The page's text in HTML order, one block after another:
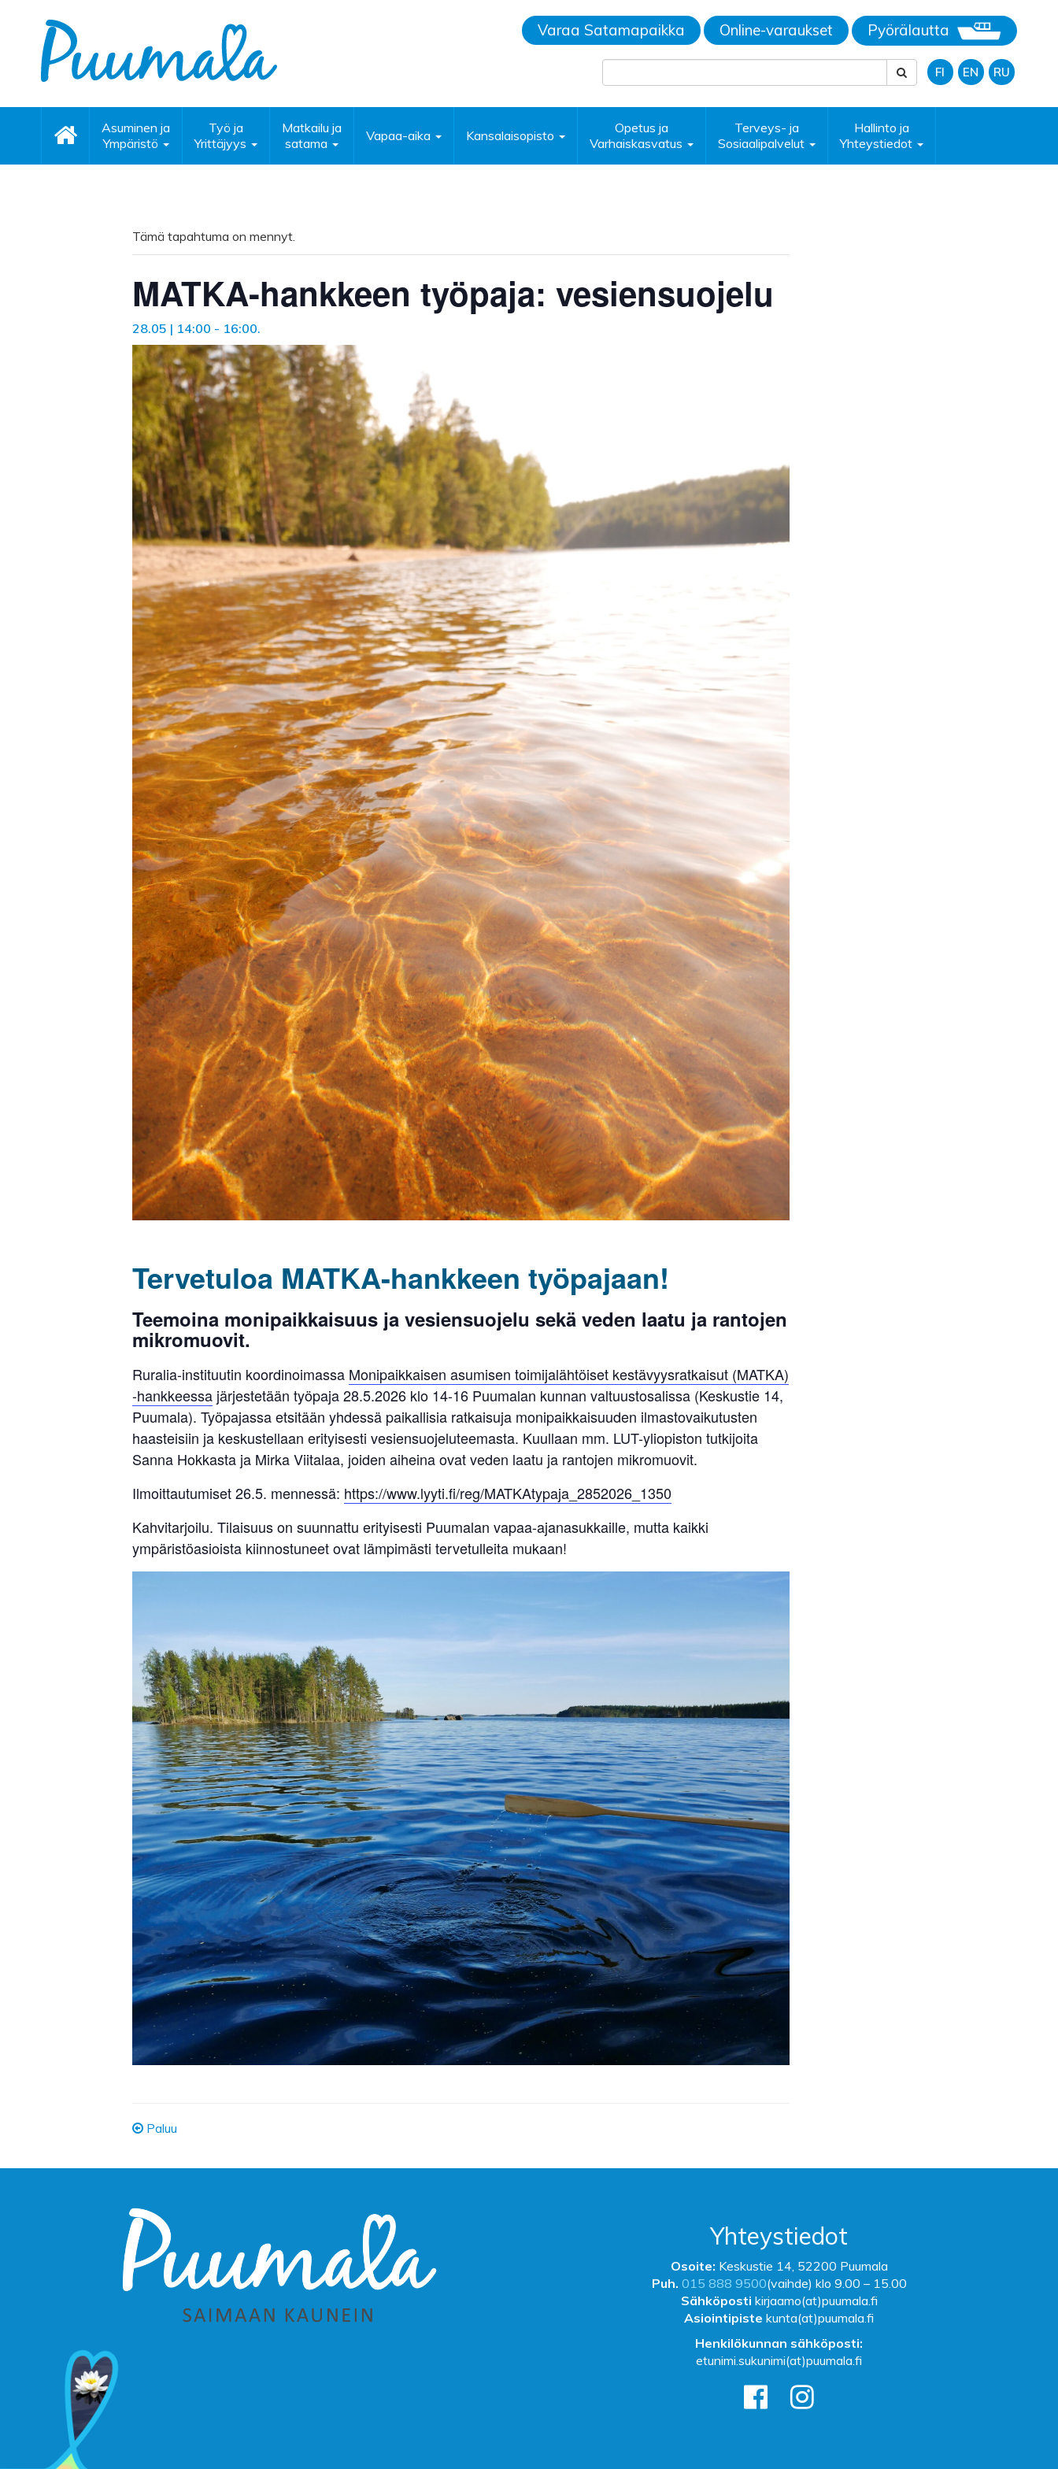
Varaa Satamapaikka Online-varaukset Pyörälautta
FI EN RU
Asuminen ja
Ympäristö
Työ ja
Yrittäjyys
Matkailu ja
satama
Vapaa-aika Kansalaisopisto
Opetus ja
Varhaiskasvatus
Terveys- ja
Sosiaalipalvelut
Hallinto ja
Yhteystiedot
Tämä tapahtuma on mennyt.
MATKA-hankkeen työpaja: vesiensuojelu
28.05 | 14:00 - 16:00.
Tervetuloa MATKA-hankkeen työpajaan!
Teemoina monipaikkaisuus ja vesiensuojelu sekä veden laatu ja rantojen
mikromuovit.
Ruralia-instituutin koordinoimassa Monipaikkaisen asumisen toimijalähtöiset kestävyysratkaisut (MATKA)
-hankkeessa järjestetään työpaja 28.5.2026 klo 14-16 Puumalan kunnan valtuustosalissa (Keskustie 14,
Puumala). Työpajassa etsitään yhdessä paikallisia ratkaisuja monipaikkaisuuden ilmastovaikutusten
haasteisiin ja keskustellaan erityisesti vesiensuojeluteemasta. Kuullaan mm. LUT-yliopiston tutkijoita
Sanna Hokkasta ja Mirka Viitalaa, joiden aiheina ovat veden laatu ja rantojen mikromuovit.
Ilmoittautumiset 26.5. mennessä: https://www.lyyti.fi/reg/MATKAtypaja_2852026_1350
Kahvitarjoilu. Tilaisuus on suunnattu erityisesti Puumalan vapaa-ajanasukkaille, mutta kaikki
ympäristöasioista kiinnostuneet ovat lämpimästi tervetulleita mukaan!
Paluu
Yhteystiedot
Osoite: Keskustie 14, 52200 Puumala
Puh. 015 888 9500(vaihde) klo 9.00 – 15.00
Sähköposti kirjaamo(at)puumala.fi
Asiointipiste kunta(at)puumala.fi
Henkilökunnan sähköposti:
etunimi.sukunimi(at)puumala.fi